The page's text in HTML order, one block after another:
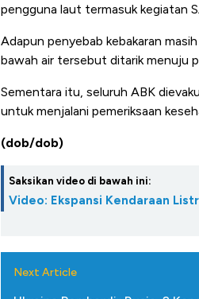
pengguna laut termasuk kegiatan
Adapun penyebab kebakaran
bawah air tersebut ditarik menuju
Sementara itu, seluruh ABK
untuk menjalani pemeriksaan
(dob/dob)
Saksikan video di bawah ini:
Video: Ekspansi Kendaraan
Next Article